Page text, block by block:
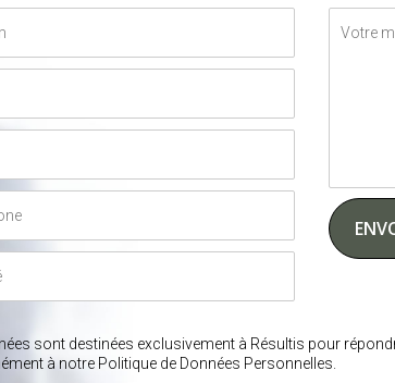
sont destinées exclusivement à Résultis pour
à notre Politique de Données Personnelles.